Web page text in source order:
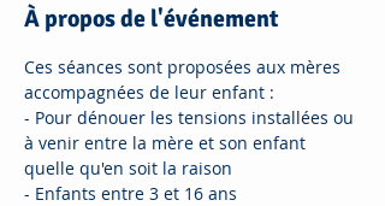
À propos de l'événement
Ces séances sont proposées aux mères
accompagnées de leur enfant :
- Pour dénouer les tensions installées ou
à venir entre la mère et son enfant
quelle qu'en soit la raison
- Enfants entre 3 et 16 ans